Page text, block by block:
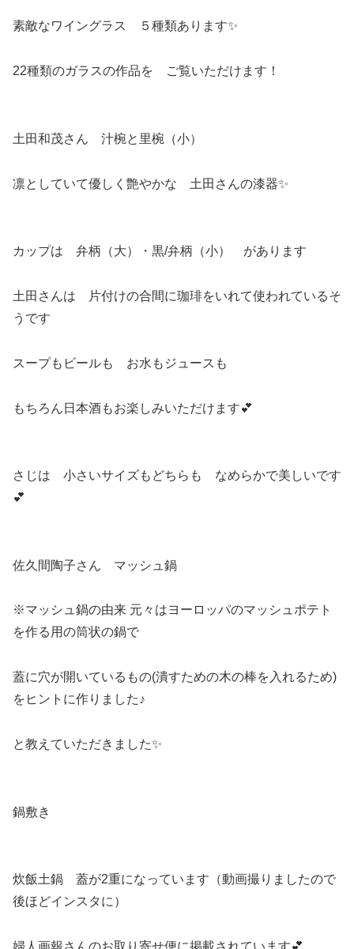
素敵なワイングラス ５種類あります✨
22種類のガラスの作品を ご覧いただけます！
土田和茂さん 汁椀と里椀（小）
凛としていて優しく艶やかな 土田さんの漆器✨
カップは 弁柄（大）・黒/弁柄（小） があります
土田さんは 片付けの合間に珈琲をいれて使われているそ
うです
スープもビールも お水もジュースも
もちろん日本酒もお楽しみいただけます💕
さじは 小さいサイズもどちらも なめらかで美しいです
💕
佐久間陶子さん マッシュ鍋
※マッシュ鍋の由来 元々はヨーロッパのマッシュポテト
を作る用の筒状の鍋で
蓋に穴が開いているもの(潰すための木の棒を入れるため)
をヒントに作りました♪
と教えていただきました✨
鍋敷き
炊飯土鍋 蓋が2重になっています（動画撮りましたので
後ほどインスタに）
婦人画報さんのお取り寄せ便に掲載されています💕